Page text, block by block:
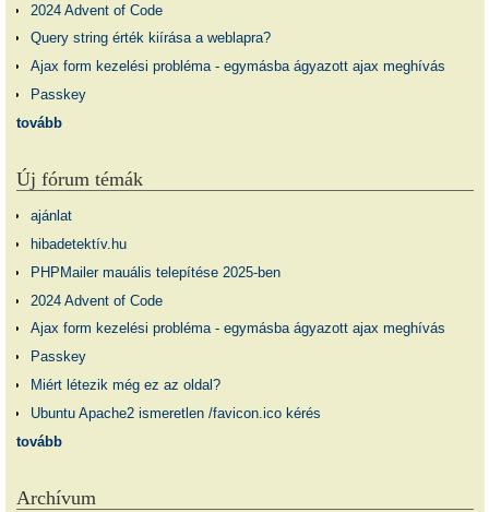
2024 Advent of Code
Query string érték kiírása a weblapra?
Ajax form kezelési probléma - egymásba ágyazott ajax meghívás
Passkey
tovább
Új fórum témák
ajánlat
hibadetektív.hu
PHPMailer mauális telepítése 2025-ben
2024 Advent of Code
Ajax form kezelési probléma - egymásba ágyazott ajax meghívás
Passkey
Miért létezik még ez az oldal?
Ubuntu Apache2 ismeretlen /favicon.ico kérés
tovább
Archívum